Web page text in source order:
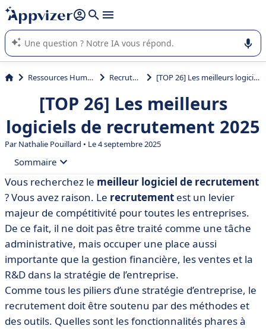
répondre (plusieurs lignes avec
L'IA de Appvizer vous guide dans l'utilisation ou la sélection de
logiciel SaaS en entreprise.
Ressources Humaines (RH) Recrutement [TOP 26] Les meilleurs logiciels de recrutement 2025
[TOP 26] Les meilleurs
logiciels de recrutement 2025
ParNathalie Pouillard • Le 4 septembre 2025
Sommaire
• Les 26 meilleurs logiciels de recrutement en 2025
• Beehire
• Factorial Acquisition talents
• Beetween
• Bizneo ATS
• Cegid HR
• Eurécia Gestion des Talents
• Flatchr
Vous recherchez le meilleur logiciel de recrutement
? Vous avez raison. Le recrutement est un levier
majeur de compétitivité pour toutes les entreprises.
De ce fait, il ne doit pas être traité comme une tâche
administrative, mais occuper une place aussi
importante que la gestion financière, les ventes et la
R&D dans la stratégie de l’entreprise.
Comme tous les piliers d’une stratégie d’entreprise, le
recrutement doit être soutenu par des méthodes et
des outils. Quelles sont les fonctionnalités phares à